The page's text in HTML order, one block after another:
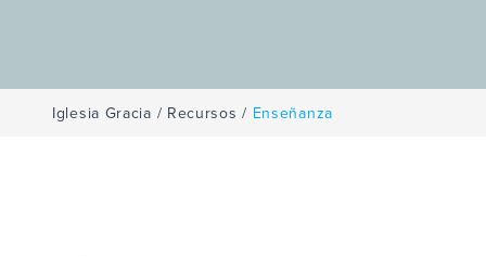
Iglesia Gracia / Recursos / Enseñanza